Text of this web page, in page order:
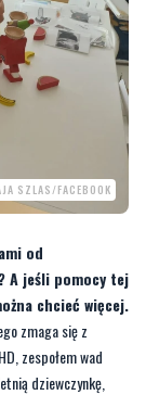
SZLAS/FACEBOOK
od
A jeśli pomocy tej
chcieć więcej.
zmaga się z
zespołem wad
dziewczynkę,